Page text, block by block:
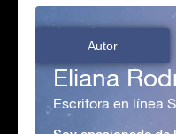
Autor
Eliana
Escritora en línea